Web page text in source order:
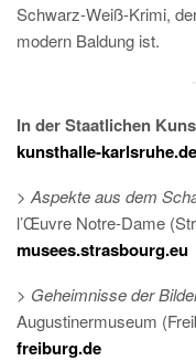
Schwarz-Weiß-Krimi,
modern Baldung ist.
In der Staatlichen
kunsthalle-karlsruhe.de
> Aspekte aus dem
l’Œuvre Notre-Dame
musees.strasbourg.eu
> Geheimnisse der
Augustinermuseum
freiburg.de